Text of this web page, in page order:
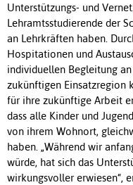
Unterstützungs- und
Lehramtsstudierende der
an Lehrkräften haben.
Hospitationen und
individuellen Begleitung
zukünftigen Einsatzregion
für ihre zukünftige Arbeit
dass alle Kinder und
von ihrem Wohnort,
haben. „Während wir
würde, hat sich das
wirkungsvoller erwiesen“,